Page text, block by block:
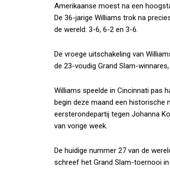
Amerikaanse moest na een
De 36-jarige Williams trok na
de wereld: 3-6, 6-2 en 3-6.
De vroege uitschakeling van
de 23-voudig Grand Slam-
Williams speelde in Cincinnati pas
begin deze maand een historische
eersterondepartij tegen Johanna
van vorige week.
De huidige nummer 27 van de
schreef het Grand Slam-toernooi